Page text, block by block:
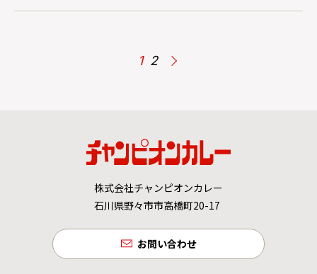
1 2
株式会社チャンピオンカレー
石川県野々市市高橋町20-17
お問い合わせ